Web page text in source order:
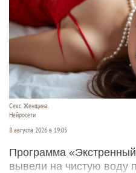
Секс. Женщина.
Нейросети
8 августа 2026 в 19:05
Программа
вывели на чистую воду